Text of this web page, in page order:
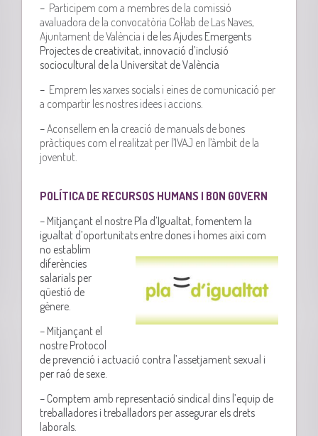
– Participem com a membres de la comissió
avaluadora de la convocatòria Col·lab de Las Naves,
Ajuntament de València i de lesAjudes Emergents
Projectes de creativitat, innovació d’inclusió
sociocultural de la Universitat de València
– Emprem les xarxes socials i eines de comunicació per
a compartir les nostres idees i accions.
–Aconsellem en la creació de manuals de bones
pràctiques com el realitzat per l’IVAJ en l’àmbit de la
joventut.
POLÍTICA DE RECURSOS HUMANS I BON GOVERN
– Mitjançant el nostre Pla d’Igualtat, fomentem la
igualtat d’oportunitats entre dones i homes així com
no establim
diferències
salarials per
qüestió de
gènere.
– Mitjançant el
nostre Protocol
de prevenció i actuació contra l’assetjament sexual i
per raó de sexe.
– Comptem amb representació sindical dins l’equip de
treballadores i treballadors per assegurar els drets
laborals.